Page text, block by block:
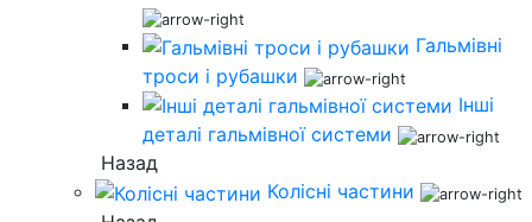
Гальмівні
троси і рубашки
Інші
деталі гальмівної системи
Назад
Колісні частини